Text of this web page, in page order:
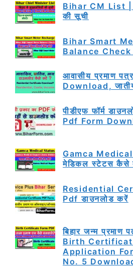
Bihar CM List |
की सूची
Bihar Smart
Balance
आवासीय प्रमाण
Download,
पीडीएफ फॉर्म
Pdf Form
Gamca
मेडिकल स्टेटस कैसे
Residential
Pdf डाउनलोड करें
बिहार जन्म प्रमाण
Birth
Application
No. 5